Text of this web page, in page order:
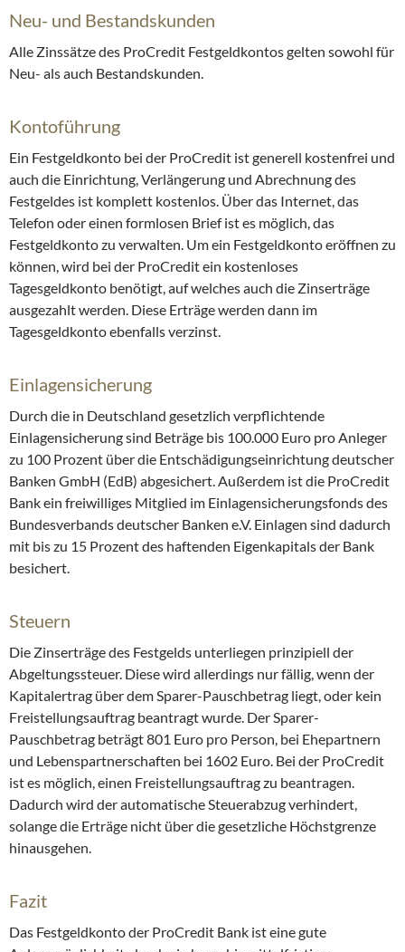
Neu- und Bestandskunden
Alle Zinssätze des ProCredit Festgeldkontos gelten sowohl für
Neu- als auch Bestandskunden.
Kontoführung
Ein Festgeldkonto bei der ProCredit ist generell kostenfrei und
auch die Einrichtung, Verlängerung und Abrechnung des
Festgeldes ist komplett kostenlos. Über das Internet, das
Telefon oder einen formlosen Brief ist es möglich, das
Festgeldkonto zu verwalten. Um ein Festgeldkonto eröffnen zu
können, wird bei der ProCredit ein kostenloses
Tagesgeldkonto benötigt, auf welches auch die Zinserträge
ausgezahlt werden. Diese Erträge werden dann im
Tagesgeldkonto ebenfalls verzinst.
Einlagensicherung
Durch die in Deutschland gesetzlich verpflichtende
Einlagensicherung sind Beträge bis 100.000 Euro pro Anleger
zu 100 Prozent über die Entschädigungseinrichtung deutscher
Banken GmbH (EdB) abgesichert. Außerdem ist die ProCredit
Bank ein freiwilliges Mitglied im Einlagensicherungsfonds des
Bundesverbands deutscher Banken e.V. Einlagen sind dadurch
mit bis zu 15 Prozent des haftenden Eigenkapitals der Bank
besichert.
Steuern
Die Zinserträge des Festgelds unterliegen prinzipiell der
Abgeltungssteuer. Diese wird allerdings nur fällig, wenn der
Kapitalertrag über dem Sparer-Pauschbetrag liegt, oder kein
Freistellungsauftrag beantragt wurde. Der Sparer-
Pauschbetrag beträgt 801 Euro pro Person, bei Ehepartnern
und Lebenspartnerschaften bei 1602 Euro. Bei der ProCredit
ist es möglich, einen Freistellungsauftrag zu beantragen.
Dadurch wird der automatische Steuerabzug verhindert,
solange die Erträge nicht über die gesetzliche Höchstgrenze
hinausgehen.
Fazit
Das Festgeldkonto der ProCredit Bank ist eine gute